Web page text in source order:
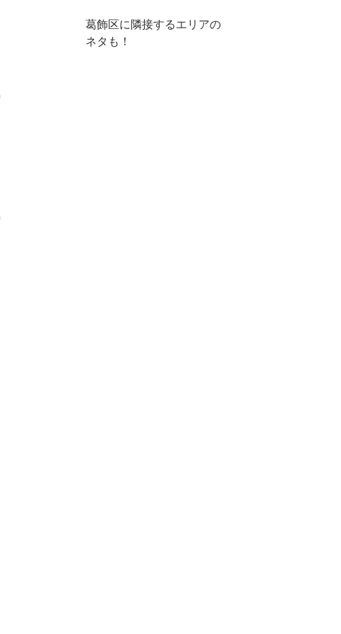
葛飾区に隣接するエリアの
ネタも！